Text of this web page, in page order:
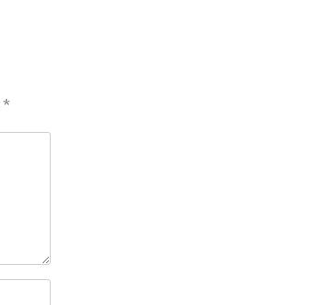
*